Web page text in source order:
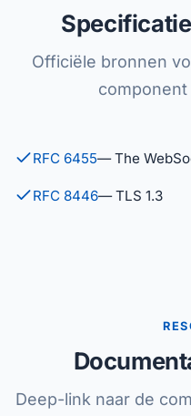
Officiële bronnen
RFC 6455— The
RFC 8446— TLS 1.3
Deep-link naar de